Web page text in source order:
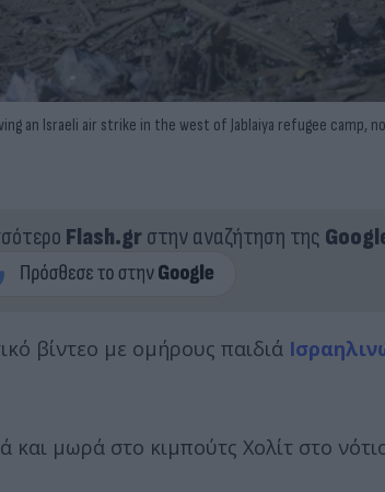
an Israeli air strike in the west of Jablaiya refugee camp,
Flash.grστην αναζήτηση της
βίντεο με ομήρους παιδιά
και μωρά στο κιμπούτς Χολίτ στο